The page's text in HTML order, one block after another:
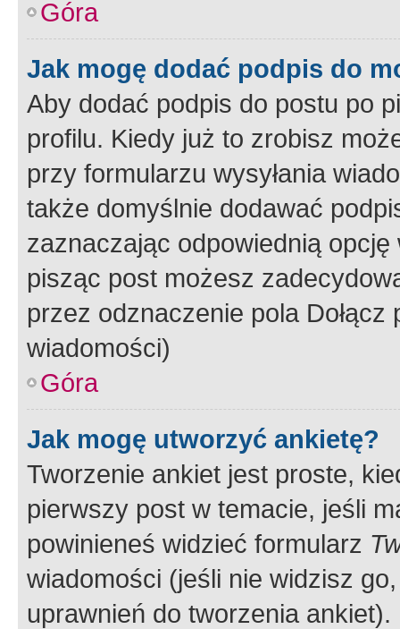
Góra
Jak mogę dodać podpis do
Aby dodać podpis do postu po
profilu. Kiedy już to zrobisz
przy formularzu wysyłania
także domyślnie dodawać
zaznaczając odpowiednią
pisząc post możesz
przez odznaczenie pola
wiadomości)
Góra
Jak mogę utworzyć ankietę?
Tworzenie ankiet jest proste,
pierwszy post w temacie, jeśli
powinieneś widzieć formularz
wiadomości (jeśli nie widzisz
uprawnień do tworzenia